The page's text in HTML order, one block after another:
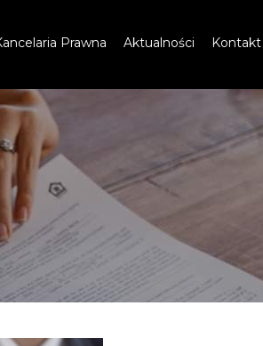
Prawna Aktualności Kontakt